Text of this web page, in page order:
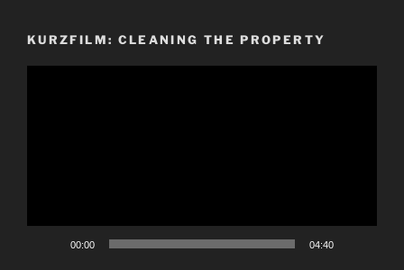
KURZFILM: CLEANING THE PROPERTY
00:00 04:40